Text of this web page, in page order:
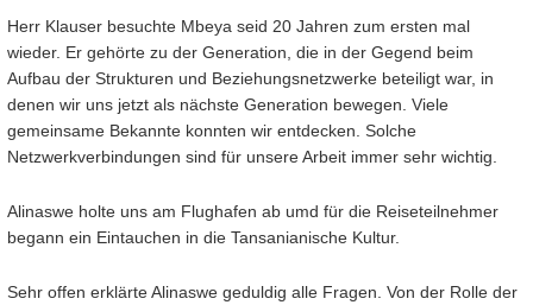
Herr Klauser besuchte Mbeya seid 20 Jahren zum ersten mal
wieder. Er gehörte zu der Generation, die in der Gegend beim
Aufbau der Strukturen und Beziehungsnetzwerke beteiligt war, in
denen wir uns jetzt als nächste Generation bewegen. Viele
gemeinsame Bekannte konnten wir entdecken. Solche
Netzwerkverbindungen sind für unsere Arbeit immer sehr wichtig.
Alinaswe holte uns am Flughafen ab umd für die Reiseteilnehmer
begann ein Eintauchen in die Tansanianische Kultur.
Sehr offen erklärte Alinaswe geduldig alle Fragen. Von der Rolle der